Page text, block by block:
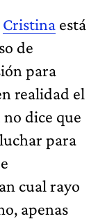
Cristina está
de
para
realidad el
dice que
para
cual rayo
apenas